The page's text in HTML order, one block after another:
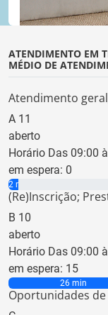
ATENDIMENTO EM
MÉDIO DE
Atendimento
A 11
aberto
Horário Das 09:00
em espera: 0
2 min
(Re)Inscrição;
B 10
aberto
Horário Das 09:00
em espera: 15
26 min
Oportunidades